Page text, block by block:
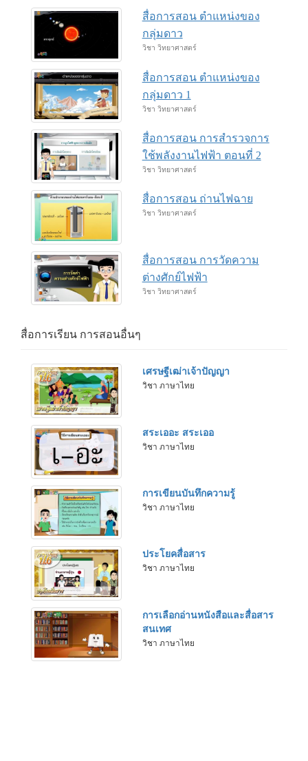
สื่อการสอน ตำแหน่งของ
กลุ่มดาว
วิชา วิทยาศาสตร์
สื่อการสอน ตำแหน่งของ
กลุ่มดาว 1
วิชา วิทยาศาสตร์
สื่อการสอน การสำรวจการ
ใช้พลังงานไฟฟ้า ตอนที่ 2
วิชา วิทยาศาสตร์
สื่อการสอน ถ่านไฟฉาย
วิชา วิทยาศาสตร์
สื่อการสอน การวัดความ
ต่างศักย์ไฟฟ้า
วิชา วิทยาศาสตร์
สื่อการเรียน การสอนอื่นๆ
เศรษฐีเฒ่าเจ้าปัญญา
วิชา ภาษาไทย
สระเออะ สระเออ
วิชา ภาษาไทย
การเขียนบันทึกความรู้
วิชา ภาษาไทย
ประโยคสื่อสาร
วิชา ภาษาไทย
การเลือกอ่านหนังสือและสื่อสาร
สนเทศ
วิชา ภาษาไทย